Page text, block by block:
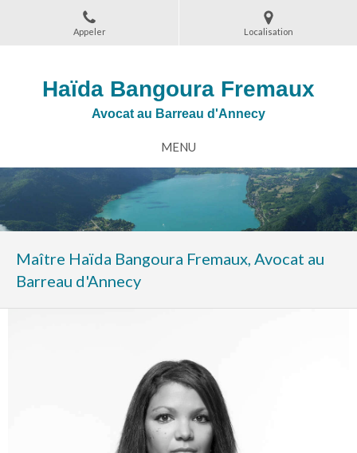
Appeler Localisation
Haïda Bangoura Fremaux
Avocat au Barreau d'Annecy
MENU
Maître Haïda Bangoura Fremaux, Avocat au
Barreau d'Annecy